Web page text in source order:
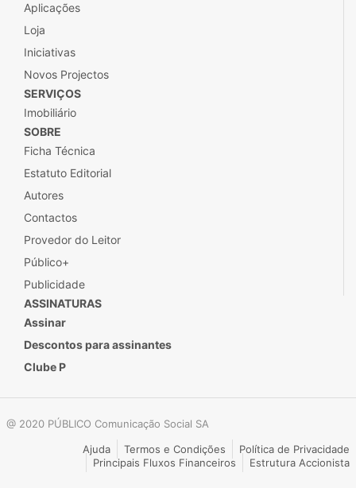
Aplicações
Loja
Iniciativas
Novos Projectos
SERVIÇOS
Imobiliário
SOBRE
Ficha Técnica
Estatuto Editorial
Autores
Contactos
Provedor do Leitor
Público+
Publicidade
ASSINATURAS
Assinar
Descontos para assinantes
Clube P
@ 2020 PÚBLICO Comunicação Social SA
Ajuda
Termos e Condições
Política de Privacidade
Principais Fluxos Financeiros
Estrutura Accionista